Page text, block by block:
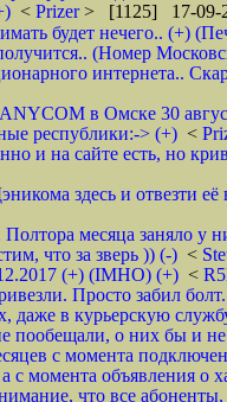
< Prizer> [1125] 17-09-
будет нечего.. (+)
(Номер
интернета..
в Омске 30
республики:-> (+) <
и на сайте есть, но
здесь и отвезти
Полтора месяца заняло
что за зверь )) (-) <
(+) (IMHO) (+) <
Просто забил
даже в курьерскую
пообещали, о них бы и
с момента
с момента объявления о
что все